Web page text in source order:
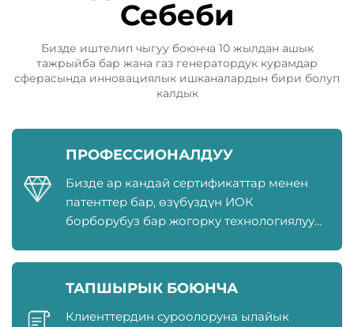
Себеби
Бизде иштелип чыгуу боюнча 10 жылдан ашык
тажрыйба бар жана газ генератордук курамдар
сферасында инновациялык ишканалардын бири болуп
калдык
ПРОФЕССИОНАЛДУУ
Бизде ар кандай сертификаттар менен
патенттер бар, өзүбүздүн ИОК
борборубуз бар жогорку технологиялуу
ТАПШЫРЫК БОЮНЧА
Клиенттердин суроолоруна ылайык